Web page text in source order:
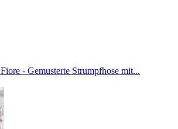
Fiore - Gemusterte Strumpfhose mit...